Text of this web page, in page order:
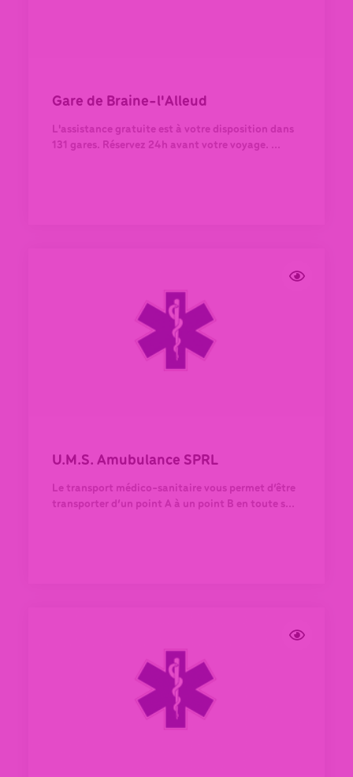
Gare de Braine-l'Alleud
L'assistance gratuite est à votre disposition dans
131 gares. Réservez 24h avant votre voyage. ...
U.M.S. Amubulance SPRL
Le transport médico-sanitaire vous permet d’être
transporter d’un point A à un point B en toute s...